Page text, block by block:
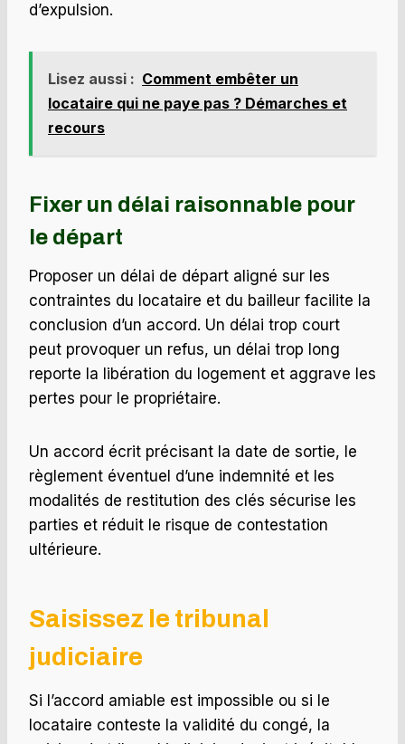
d’expulsion.
Lisez aussi : Comment embêter un
locataire qui ne paye pas ? Démarches et
recours
Fixer un délai raisonnable pour
le départ
Proposer un délai de départ aligné sur les
contraintes du locataire et du bailleur facilite la
conclusion d’un accord. Un délai trop court
peut provoquer un refus, un délai trop long
reporte la libération du logement et aggrave les
pertes pour le propriétaire.
Un accord écrit précisant la date de sortie, le
règlement éventuel d’une indemnité et les
modalités de restitution des clés sécurise les
parties et réduit le risque de contestation
ultérieure.
Saisissez le tribunal
judiciaire
Si l’accord amiable est impossible ou si le
locataire conteste la validité du congé, la